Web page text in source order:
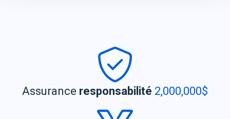
Assurance responsabilité 2,000,000$